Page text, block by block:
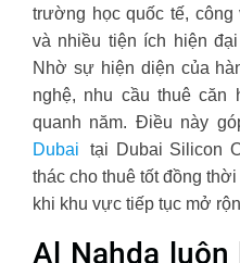
trường học quốc tế,
và nhiều tiện ích hiện
Nhờ sự hiện diện của
nghệ, nhu cầu thuê
quanh năm. Điều này
Dubai
tại Dubai Silicon
thác cho thuê tốt đồng
khi khu vực tiếp tục mở
Al Nahda